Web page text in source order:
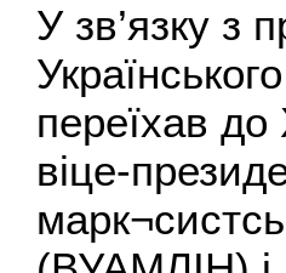
У зв’язку з
переїхав
віце-